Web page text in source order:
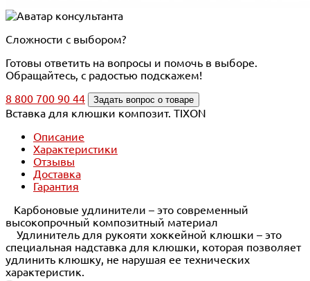
Сложности с выбором?
Готовы ответить на вопросы и помочь в выборе.
Обращайтесь, с радостью подскажем!
8 800 700 90 44
Задать вопрос о товаре
Вставка для клюшки композит. TIXON
Описание
Характеристики
Отзывы
Доставка
Гарантия
Карбоновые удлинители – это современный
высокопрочный композитный материал
Удлинитель для рукояти хоккейной клюшки – это
специальная надставка для клюшки, которая позволяет
удлинить клюшку, не нарушая ее технических
характеристик.